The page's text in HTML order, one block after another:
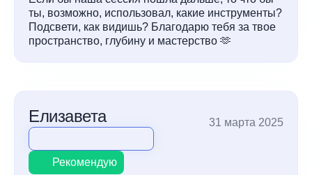
ты, возможно, использовал, какие инструменты?
Подсвети, как видишь? Благодарю тебя за твое
пространство, глубину и мастерство 🫶
Елизавета 31 марта 2025
Рекомендую